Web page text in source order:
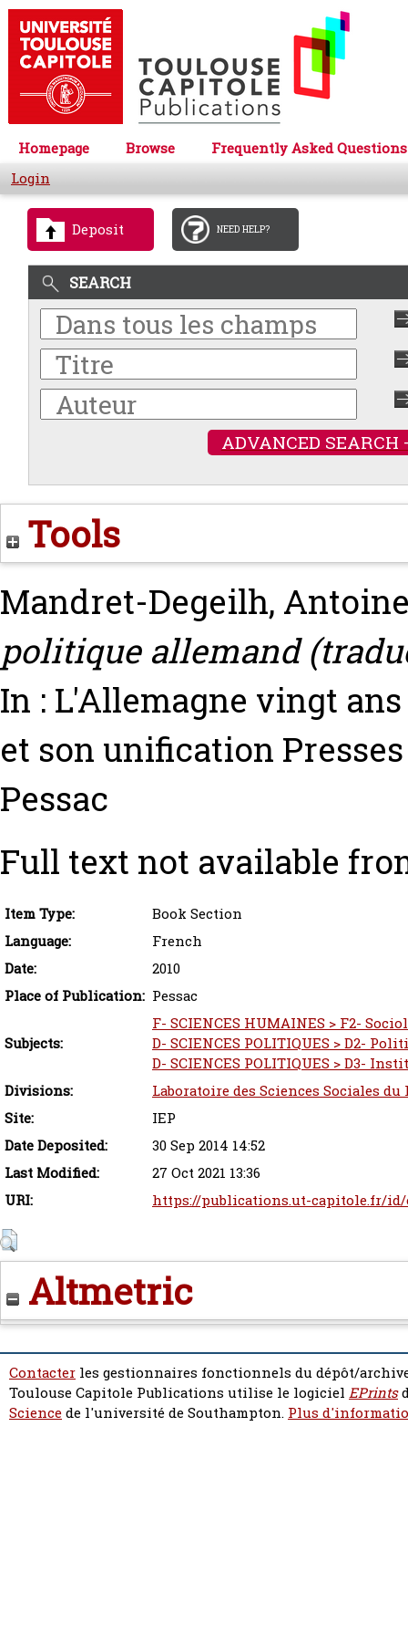
Homepage Browse
Frequently Asked Questions
Login
Deposit NEED HELP?
SEARCH
ADVANCED SEARCH
Tools
Mandret-Degeilh,
politique allemand
In : L'Allemagne vingt
et son unification
Pessac
Full text not available
Item Type:
Book Section
Language:
French
Date:
2010
Place of Publication: Pessac
Subjects:
F- SCIENCES HUMAINES > F2-
D- SCIENCES POLITIQUES > D2-
D- SCIENCES POLITIQUES > D3-
Divisions:
Laboratoire des Sciences Sociales
Site:
IEP
Date Deposited:
30 Sep 2014 14:52
Last Modified:
27 Oct 2021 13:36
URI:
https://publications.ut-capitole.fr/
Altmetric
Contacter les gestionnaires fonctionnels du dépôt/
Toulouse Capitole Publications utilise le logiciel EPrints
Sciencede l'université de Southampton. Plus